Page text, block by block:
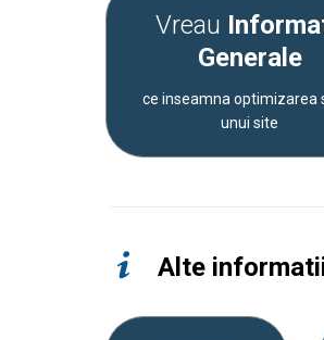
Vreau
Generale
ce inseamna optimizarea
unui site
Alte